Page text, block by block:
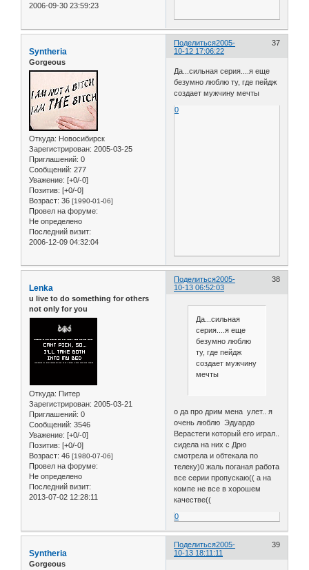
2006-09-30 23:59:23
Поделиться 37
2005-
10-12 17:06:22
Syntheria
Gorgeous
Откуда: Новосибирск
Зарегистрирован: 2005-03-25
Приглашений: 0
Сообщений: 277
Уважение: [+0/-0]
Позитив: [+0/-0]
Возраст: 36 [1990-01-06]
Провел на форуме:
Не определено
Последний визит:
2006-12-09 04:32:04
Да...сильная серия....я еще
безумно люблю ту, где пейдж
создает мужчину мечты
0
Поделиться 38
2005-
10-13 06:52:03
Lenka
u live to do something for others
not only for you
Откуда: Питер
Зарегистрирован: 2005-03-21
Приглашений: 0
Сообщений: 3546
Уважение: [+0/-0]
Позитив: [+0/-0]
Возраст: 46 [1980-07-06]
Провел на форуме:
Не определено
Последний визит:
2013-07-02 12:28:11
Да...сильная
серия....я еще
безумно люблю
ту, где пейдж
создает мужчину
мечты
о да про дрим мена улет.. я
очень люблю Эдуардо
Верастеги который его играл..
сидела на них с Дрю
смотрела и обтекала по
телеку)0 жаль поганая работа
все серии пропускаю(( а на
компе не все в хорошем
качестве((
0
Поделиться 39
2005-
10-13 18:11:11
Syntheria
Gorgeous